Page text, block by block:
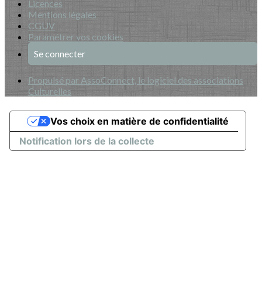
Licences
Mentions légales
CGUV
Paramétrer vos cookies
Se connecter
Propulsé par AssoConnect, le logiciel des associations
Culturelles
Notification lors de la collecte
Vos choix en matière de confidentialité